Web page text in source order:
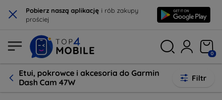
× Pobierz naszą aplikację i rób zakupy
prościej
0
Etui, pokrowce i akcesoria do Garmin
Dash Cam 47W
Filtr